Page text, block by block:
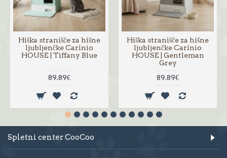
Hiška stranišče za hišne
ljubljenčke Carinio
HOUSE | Tiffany Blue
89.89€
Hiška stranišče za hišne
ljubljenčke Carinio
HOUSE | Gentleman
Grey
89.89€
Spletni center CooCoo